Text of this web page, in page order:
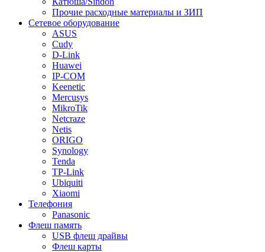
Прочие расходные материалы и ЗИП
Сетевое оборудование
ASUS
Cudy
D-Link
Huawei
IP-COM
Keenetic
Mercusys
MikroTik
Netcraze
Netis
ORIGO
Synology
Tenda
TP-Link
Ubiquiti
Xiaomi
Телефония
Panasonic
Флеш память
USB флеш драйвы
Флеш карты